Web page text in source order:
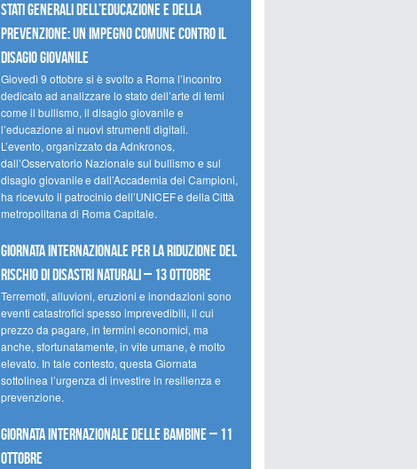
Stati Generali dell’Educazione e della
Prevenzione: un impegno comune contro il
disagio giovanile
Giovedì 9 ottobre si è svolto a Roma l’incontro
dedicato ad analizzare lo stato dell’arte di temi
come il bullismo, il disagio giovanile e
l’educazione ai nuovi strumenti digitali.
L’evento, organizzato da Adnkronos,
dall’Osservatorio Nazionale sul bullismo e sul
disagio giovanile e dall’Accademia dei Campioni,
ha ricevuto il patrocinio dell’UNICEF e della Città
metropolitana di Roma Capitale.
Giornata internazionale per la riduzione del
rischio di disastri naturali – 13 ottobre
Terremoti, alluvioni, eruzioni e inondazioni sono
eventi catastrofici spesso imprevedibili, il cui
prezzo da pagare, in termini economici, ma
anche, sfortunatamente, in vite umane, è molto
elevato. In tale contesto, questa Giornata
sottolinea l’urgenza di investire in resilienza e
prevenzione.
Giornata internazionale delle bambine – 11
ottobre